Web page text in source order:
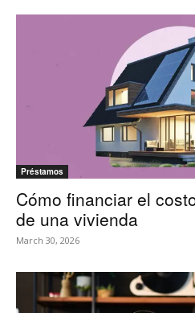
Préstamos
Cómo financiar el
de una vivienda
March 30, 2026